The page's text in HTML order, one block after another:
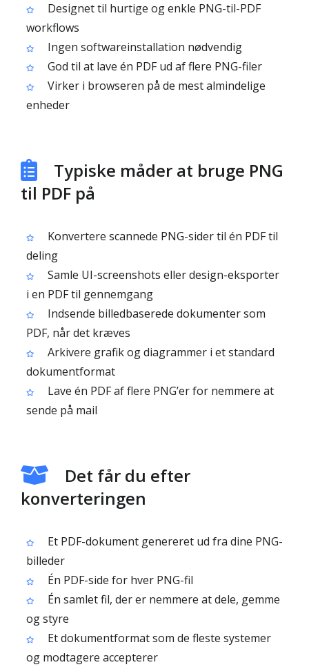
Designet til hurtige og enkle PNG-til-PDF
workflows
Ingen softwareinstallation nødvendig
God til at lave én PDF ud af flere PNG-filer
Virker i browseren på de mest almindelige
enheder
Typiske måder at bruge PNG
til PDF på
Konvertere scannede PNG-sider til én PDF til
deling
Samle UI-screenshots eller design-eksporter
i en PDF til gennemgang
Indsende billedbaserede dokumenter som
PDF, når det kræves
Arkivere grafik og diagrammer i et standard
dokumentformat
Lave én PDF af flere PNG’er for nemmere at
sende på mail
Det får du efter
konverteringen
Et PDF-dokument genereret ud fra dine PNG-
billeder
Én PDF-side for hver PNG-fil
Én samlet fil, der er nemmere at dele, gemme
og styre
Et dokumentformat som de fleste systemer
og modtagere accepterer